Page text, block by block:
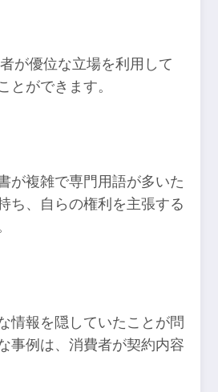
が優位な立場を利用して
ができます。
が複雑で専門用語が多いた
ち、自らの権利を主張する
情報を隠していたことが問
事例は、消費者が契約内容